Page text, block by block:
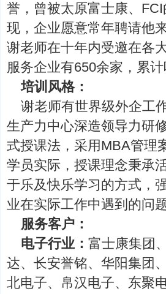
誉，曾被太原富士康、
现，企业愿意常年聘请他
谢老师在十年内受邀在各
服务企业有650余家，累
培训风格：
谢老师有世界级外企工
生产力中心深造领导力研
式授课法，采用MBA管理
学员实际，授课理念秉承
于乐及快乐学习的方式，
业在实际工作中遇到的问
服务客户：
电子行业：富士康集团
达、长安誉铭、华阳集团
北电子、帛汉电子、东聚